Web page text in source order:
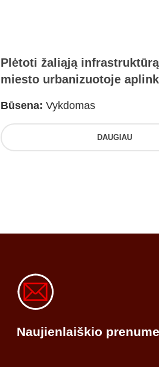
Plėtoti žaliąją
miesto urbanizuotoje
Būsena: Vykdomas
DAUGIAU
Naujienlaiškio